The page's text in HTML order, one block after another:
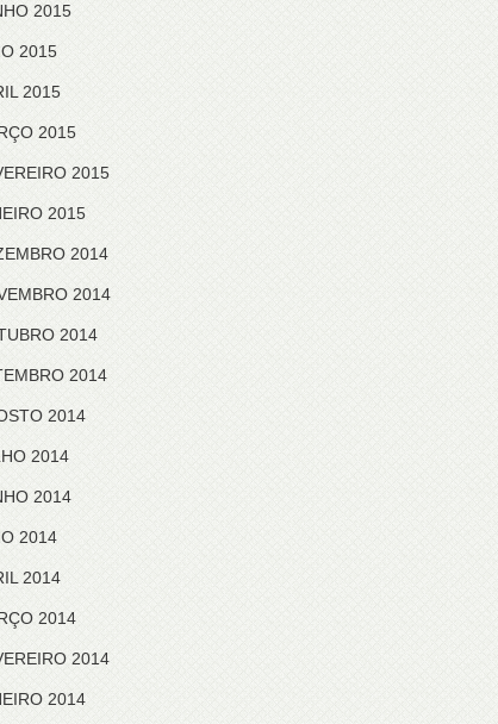
2015
2015
2015
2015
2015
2015
2014
2014
2014
2014
2014
2014
2014
2014
2014
2014
2014
2014